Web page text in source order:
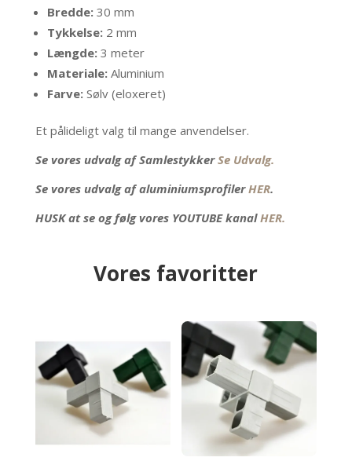
Bredde:30 mm
Tykkelse:2 mm
Længde:3 meter
Materiale:Aluminium
Farve:Sølv (eloxeret)
Et pålideligt valg til mange anvendelser.
Se vores udvalg af SamlestykkerSe Udvalg.
Se vores udvalg af aluminiumsprofilerHER.
HUSK at se og følg vores YOUTUBE kanalHER.
Vores favoritter